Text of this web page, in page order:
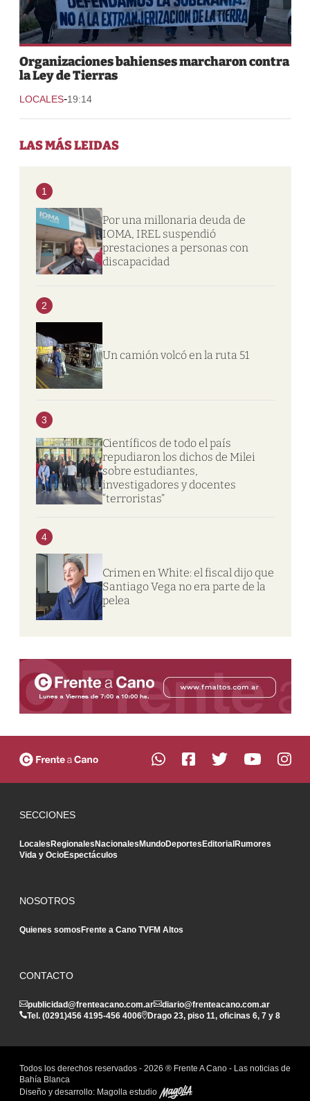
Organizaciones bahienses marcharon contra
la Ley de Tierras
LOCALES-19:14
LAS MÁS LEIDAS
1
Por una millonaria deuda de
IOMA, IREL suspendió
prestaciones a personas con
discapacidad
2
Un camión volcó en la ruta 51
3
Científicos de todo el país
repudiaron los dichos de Milei
sobre estudiantes,
investigadores y docentes
“terroristas”
4
Crimen en White: el fiscal dijo que
Santiago Vega no era parte de la
pelea
SECCIONES
LocalesRegionalesNacionalesMundoDeportesEditorialRumores
Vida y OcioEspectáculos
NOSOTROS
Quienes somosFrente a Cano TVFM Altos
CONTACTO
publicidad@frenteacano.com.ar
diario@frenteacano.com.ar
Tel. (0291)456 4195-456 4006 Drago 23, piso 11, oficinas 6, 7 y 8
Todos los derechos reservados - 2026 ® Frente A Cano - Las noticias de
Bahía Blanca
Diseño y desarrollo: Magolla estudio